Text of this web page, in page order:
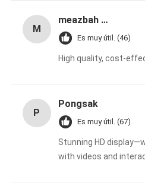
M
meazbah me
Es muy útil. (46)
High quality, cost-
P
Pongsak
Es muy útil. (67)
Stunning HD
with videos and